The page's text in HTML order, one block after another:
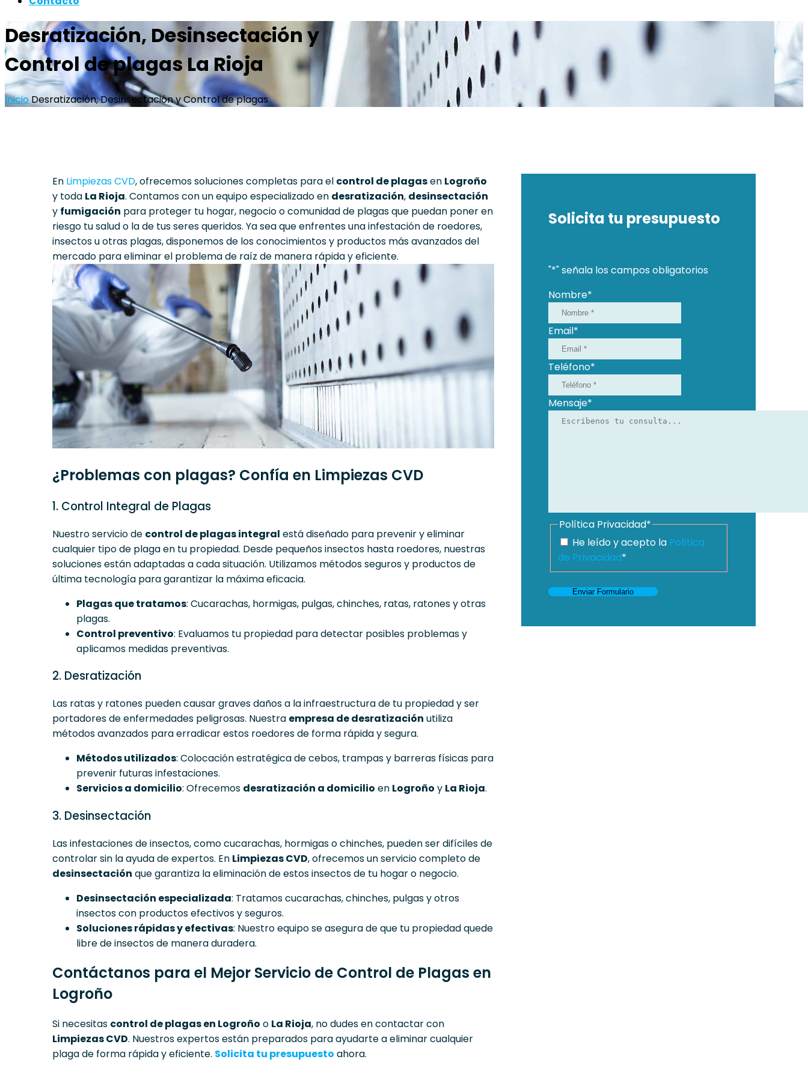
Desratización, Desinsectación y
Control de plagas La Rioja
InicioDesratización, Desinsectación y Control de plagas
En Limpiezas CVD, ofrecemos soluciones completas para el control de plagasen Logroño
y toda La Rioja. Contamos con un equipo especializado en desratización, desinsectación
y fumigación para proteger tu hogar, negocio o comunidad de plagas que puedan poner en
riesgo tu salud o la de tus seres queridos. Ya sea que enfrentes una infestación de roedores,
insectos u otras plagas, disponemos de los conocimientos y productos más avanzados del
mercado para eliminar el problema de raíz de manera rápida y eficiente.
¿Problemas con plagas? Confía en Limpiezas CVD
1. Control Integral de Plagas
Nuestro servicio de control de plagas integral está diseñado para prevenir y eliminar
cualquier tipo de plaga en tu propiedad. Desde pequeños insectos hasta roedores, nuestras
soluciones están adaptadas a cada situación. Utilizamos métodos seguros y productos de
última tecnología para garantizar la máxima eficacia.
Plagas que tratamos: Cucarachas, hormigas, pulgas, chinches, ratas, ratones y otras
plagas.
Control preventivo: Evaluamos tu propiedad para detectar posibles problemas y
aplicamos medidas preventivas.
2. Desratización
Las ratas y ratones pueden causar graves daños a la infraestructura de tu propiedad y ser
portadores de enfermedades peligrosas. Nuestra empresa de desratización utiliza
métodos avanzados para erradicar estos roedores de forma rápida y segura.
Métodos utilizados: Colocación estratégica de cebos, trampas y barreras físicas para
prevenir futuras infestaciones.
Servicios a domicilio: Ofrecemos desratización a domicilio en Logroño y La Rioja.
3. Desinsectación
Las infestaciones de insectos, como cucarachas, hormigas o chinches, pueden ser difíciles de
controlar sin la ayuda de expertos. En Limpiezas CVD, ofrecemos un servicio completo de
desinsectación que garantiza la eliminación de estos insectos de tu hogar o negocio.
Desinsectación especializada: Tratamos cucarachas, chinches, pulgas y otros
insectos con productos efectivos y seguros.
Soluciones rápidas y efectivas: Nuestro equipo se asegura de que tu propiedad quede
libre de insectos de manera duradera.
Contáctanos para el Mejor Servicio de Control de Plagas en
Logroño
Si necesitas control de plagas en Logroño o La Rioja, no dudes en contactar con
Limpiezas CVD. Nuestros expertos están preparados para ayudarte a eliminar cualquier
plaga de forma rápida y eficiente. Solicita tu presupuesto ahora.
Solicita tu presupuesto
"*" señala los campos obligatorios
Nombre*
Email*
Teléfono*
Mensaje*
Política Privacidad*
He leído y acepto la Política
de Privacidad*